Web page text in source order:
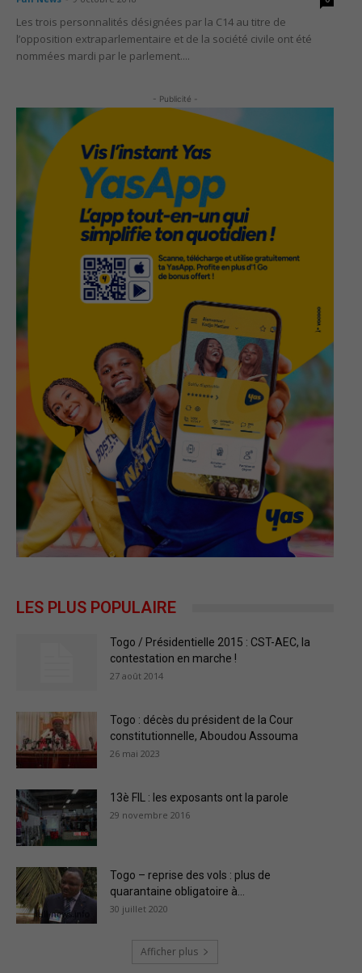
Les trois personnalités désignées par la C14 au titre de
l’opposition extraparlementaire et de la société civile ont été
nommées mardi par le parlement....
- Publicité -
LES PLUS POPULAIRE
Togo / Présidentielle 2015 : CST-AEC, la
contestation en marche !
27 août 2014
Togo : décès du président de la Cour
constitutionnelle, Aboudou Assouma
26 mai 2023
13è FIL : les exposants ont la parole
29 novembre 2016
Togo – reprise des vols : plus de
quarantaine obligatoire à...
30 juillet 2020
Afficher plus